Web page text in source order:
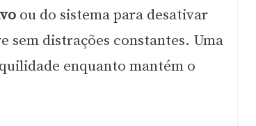
ou do sistema para desativar
sem distrações constantes. Uma
enquanto mantém o